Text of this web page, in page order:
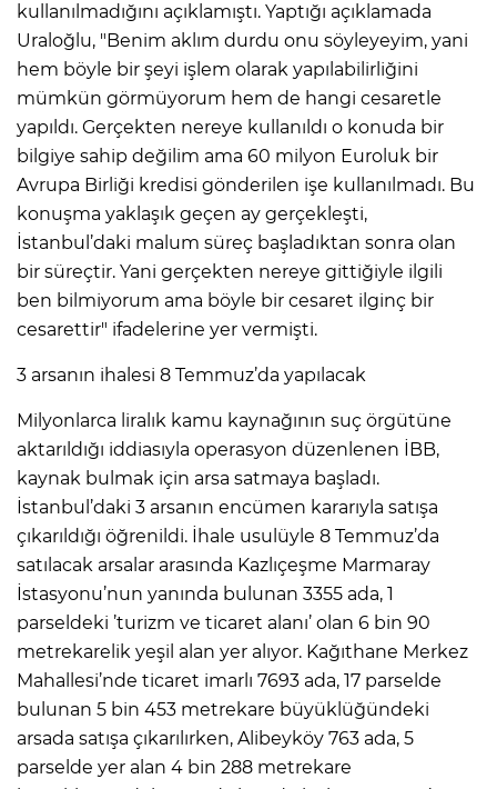
kullanılmadığını açıklamıştı. Yaptığı açıklamada
Uraloğlu, "Benim aklım durdu onu söyleyeyim, yani
hem böyle bir şeyi işlem olarak yapılabilirliğini
mümkün görmüyorum hem de hangi cesaretle
yapıldı. Gerçekten nereye kullanıldı o konuda bir
bilgiye sahip değilim ama 60 milyon Euroluk bir
Avrupa Birliği kredisi gönderilen işe kullanılmadı. Bu
konuşma yaklaşık geçen ay gerçekleşti,
İstanbul’daki malum süreç başladıktan sonra olan
bir süreçtir. Yani gerçekten nereye gittiğiyle ilgili
ben bilmiyorum ama böyle bir cesaret ilginç bir
cesarettir" ifadelerine yer vermişti.
3 arsanın ihalesi 8 Temmuz’da yapılacak
Milyonlarca liralık kamu kaynağının suç örgütüne
aktarıldığı iddiasıyla operasyon düzenlenen İBB,
kaynak bulmak için arsa satmaya başladı.
İstanbul’daki 3 arsanın encümen kararıyla satışa
çıkarıldığı öğrenildi. İhale usulüyle 8 Temmuz’da
satılacak arsalar arasında Kazlıçeşme Marmaray
İstasyonu’nun yanında bulunan 3355 ada, 1
parseldeki ’turizm ve ticaret alanı’ olan 6 bin 90
metrekarelik yeşil alan yer alıyor. Kağıthane Merkez
Mahallesi’nde ticaret imarlı 7693 ada, 17 parselde
bulunan 5 bin 453 metrekare büyüklüğündeki
arsada satışa çıkarılırken, Alibeyköy 763 ada, 5
parselde yer alan 4 bin 288 metrekare